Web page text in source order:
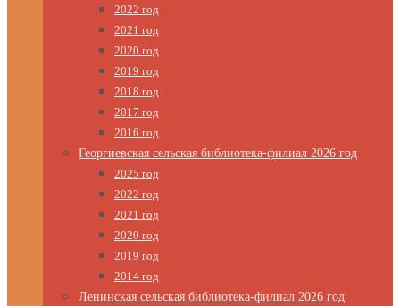
2022 год
2021 год
2020 год
2019 год
2018 год
2017 год
2016 год
Георгиевская сельская библиотека-филиал 2026 год
2025 год
2022 год
2021 год
2020 год
2019 год
2014 год
Ленинская сельская библиотека-филиал 2026 год